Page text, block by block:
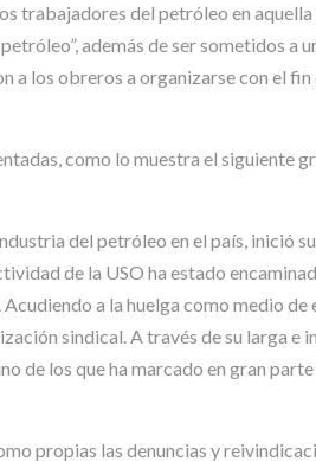
trabajadores del petróleo en
además de ser sometidos a
los obreros a organizarse con el
como lo muestra el siguiente
del petróleo en el país, inició
de la USO ha estado
a la huelga como medio
sindical. A través de su larga
de los que ha marcado en gran
propias las denuncias y